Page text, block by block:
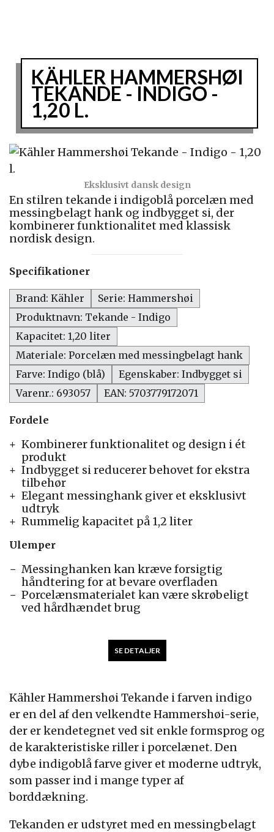
Eksklusivt dansk design
KÄHLER HAMMERSHØI
TEKANDE - INDIGO -
1,20 L.
En stilren tekande i indigoblå porcelæn med
messingbelagt hank og indbygget si, der
kombinerer funktionalitet med klassisk
nordisk design.
Kähler Hammershøi Tekande i farven indigo
er en del af den velkendte Hammershøi-serie,
der er kendetegnet ved sit enkle formsprog og
de karakteristiske riller i porcelænet. Den
dybe indigoblå farve giver et moderne udtryk,
som passer ind i mange typer af
borddækning.
Tekanden er udstyret med en messingbelagt
Fordele
Kombinerer funktionalitet og design i ét
produkt
Indbygget si reducerer behovet for ekstra
tilbehør
Elegant messinghank giver et eksklusivt
udtryk
Rummelig kapacitet på 1,2 liter
Ulemper
Messinghanken kan kræve forsigtig
håndtering for at bevare overfladen
Porcelænsmaterialet kan være skrøbeligt
ved hårdhændet brug
Specifikationer
Brand: Kähler
Serie: Hammershøi
Produktnavn: Tekande - Indigo
Kapacitet: 1,20 liter
Materiale: Porcelæn med messingbelagt hank
Farve: Indigo (blå)
Egenskaber: Indbygget si
Varenr.: 693057
EAN: 5703779172071
SE DETALJER